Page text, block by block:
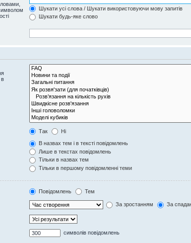
Шукати усі слова / Шукати використовуючи мову запитів
Шукати будь-яке слово
в
Так Ні
В назвах тем і в тексті повідомлень
Лише в текстах повідомлень
Тільки в назвах тем
Тільки в першому повідомленні теми
Повідомлень Тем
За зростанням За
символів повідомлень